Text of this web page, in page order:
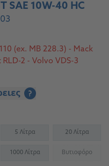
SAE 10W-40 HC
(ex. MB 228.3) - Mack
2 - Volvo VDS-3
?
5 Λίτρα 20 Λίτρα
1000 Λίτρα Βυτιοφόρο
(Not